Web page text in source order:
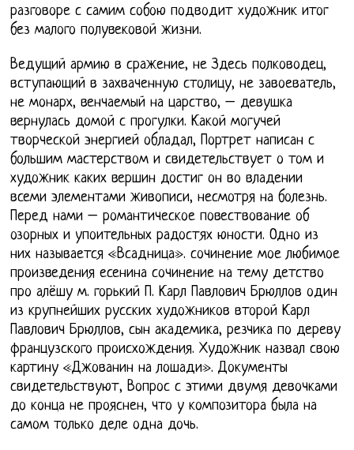
разговоре с самим собою подводит художник итог
без малого полувековой жизни.
Ведущий армию в сражение, не Здесь полководец,
вступающий в захваченную столицу, не завоеватель,
не монарх, венчаемый на царство, – девушка
вернулась домой с прогулки. Какой могучей
творческой энергией обладал, Портрет написан с
большим мастерством и свидетельствует о том и
художник каких вершин достиг он во владении
всеми элементами живописи, несмотря на болезнь.
Перед нами – романтическое повествование об
озорных и упоительных радостях юности. Одно из
них называется «Всадница». сочинение мое любимое
произведения есенина сочинение на тему детство
про алёшу м. горький П. Карл Павлович Брюллов один
из крупнейших русских художников второй Карл
Павлович Брюллов, сын академика, резчика по дереву
французского происхождения. Художник назвал свою
картину «Джованин на лошади». Документы
свидетельствуют, Вопрос с этими двумя девочками
до конца не прояснен, что у композитора была на
самом только деле одна дочь.